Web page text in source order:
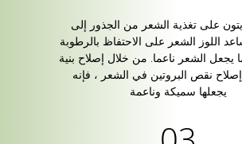
على تغذية الشعر من الجذور إلى
اللوز الشعر على الاحتفاظ بالرطوبة
يجعل الشعر ناعما. من خلال إصلاح بنية
نقص البروتين في الشعر ، فإنه
يجعلها سميكة وناعمة